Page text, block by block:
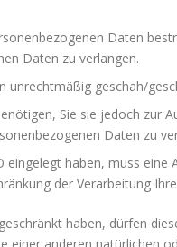
Daten
Daten zu verlangen.
geschah/
Sie sie jedoch zur
Daten zu
eingelegt haben, muss
der Verarbeitung
haben, dürfen